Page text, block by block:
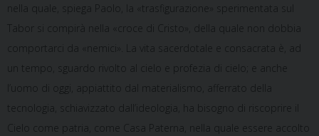
nella quale, spiega Paolo, la «trasfigurazione» sperimentata sul
Tabor si compirà nella «croce di Cristo», della quale non dobbia
comportarci da «nemici». La vita sacerdotale e consacrata è, ad
un tempo, sguardo rivolto al cielo e profezia di cielo; e anche
l’uomo di oggi, appiattito dal materialismo, afferrato della
tecnologia, schiavizzato dall’ideologia, ha bisogno di riscoprire il
Cielo come patria, come Casa Paterna, nella quale essere accolto